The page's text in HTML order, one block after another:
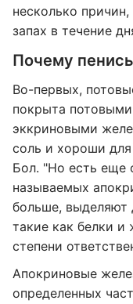
несколько
запах в течение
Почему
Во-первых,
покрыта
эккриновыми
соль и хороши
Бол. "Но есть еще
называемых
больше, выделяют
такие как белки и
степени
Апокриновые
определенных